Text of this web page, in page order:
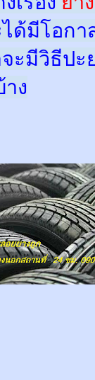
ด้มีโอกา
ะมีวิธีปะ
ง